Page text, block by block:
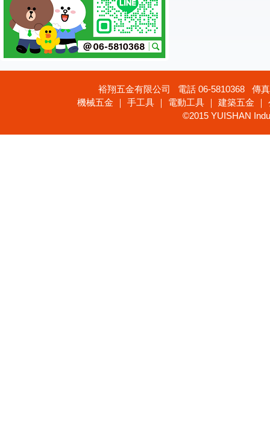
裕翔五金有限公司 電話 06-5810368 傳
機械五金 ｜ 手工具 ｜ 電動工具 ｜ 建築五金
©2015 YUISHAN